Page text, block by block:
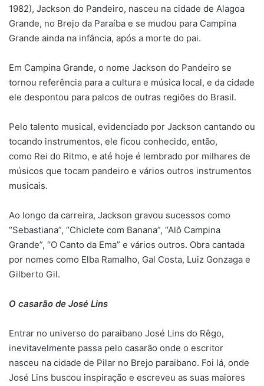
1982), Jackson do Pandeiro, nasceu na cidade de Alagoa
Grande, no Brejo da Paraíba e se mudou para Campina
Grande ainda na infância, após a morte do pai.
Em Campina Grande, o nome Jackson do Pandeiro se
tornou referência para a cultura e música local, e da cidade
ele despontou para palcos de outras regiões do Brasil.
Pelo talento musical, evidenciado por Jackson cantando ou
tocando instrumentos, ele ficou conhecido, então,
como Rei do Ritmo, e até hoje é lembrado por milhares de
músicos que tocam pandeiro e vários outros instrumentos
musicais.
Ao longo da carreira, Jackson gravou sucessos como
“Sebastiana”, “Chiclete com Banana”, “Alô Campina
Grande”, “O Canto da Ema” e vários outros. Obra cantada
por nomes como Elba Ramalho, Gal Costa, Luiz Gonzaga e
Gilberto Gil.
O casarão de José Lins
Entrar no universo do paraibano José Lins do Rêgo,
inevitavelmente passa pelo casarão onde o escritor
nasceu na cidade de Pilar no Brejo paraibano. Foi lá, onde
José Lins buscou inspiração e escreveu as suas maiores